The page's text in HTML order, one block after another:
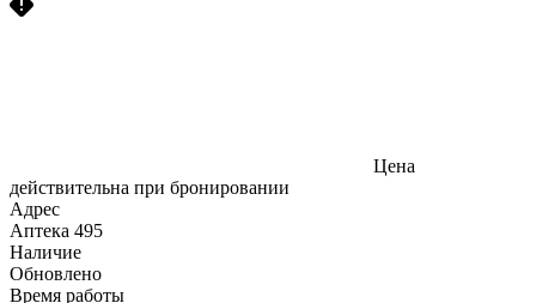
Цена
действительна при бронировании
Адрес
Аптека 495
Наличие
Обновлено
Время работы